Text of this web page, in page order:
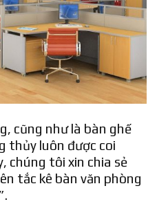
cũng như là bàn ghế
thủy luôn được coi
chúng tôi xin chia sẻ
tắc kê bàn văn phòng